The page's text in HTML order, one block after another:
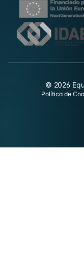
© 2026
Política de